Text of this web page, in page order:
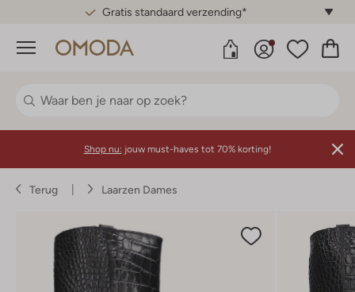
Gratis standaard verzending*
Menu
Shop nu: jouw must-haves tot 70% korting!
Terug Laarzen Dames